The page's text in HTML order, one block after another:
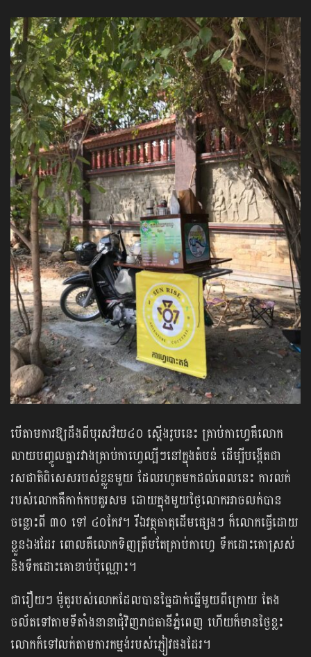
បើតាមការឱ្យដឹងពីបុរសវ័យ៤០ ស្ដើងរូបនេះ គ្រាប់កាហ្វេគឺលោក
លាយបញ្ចូលគ្នារវាងគ្រាប់កាហ្វេល្បីៗនៅក្នុងតំបន់ ដើម្បីបង្កើតជា
រសជាតិពិសេសរបស់ខ្លួនមួយ ដែលរហូតមកដល់ពេលនេះ ការលក់
របស់លោកគឺកាក់កបគួរសម ដោយក្នុងមួយថ្ងៃលោកអាចលក់បាន
ចន្លោះពី ៣០ ទៅ ៤០កែវ។ រីឯវត្ថុធាតុដើមផ្សេងៗ ក៏លោកធ្វើដោយ
ខ្លួនឯងដែរ ពោលគឺលោកទិញត្រឹមតែគ្រាប់កាហ្វេ ទឹកដោះគោស្រស់
និងទឹកដោះគោខាប់ប៉ុណ្ណោះ។
ជារឿយៗ ម៉ូតូរបស់លោកដែលបានច្នៃដាក់ធ្នើមួយពីក្រោយ តែង
ចល័តទៅតាមទីតាំងនានាជុំវិញរាជធានីភ្នំពេញ ហើយក៏មានថ្ងៃខ្លះ
លោកក៏ទៅលក់តាមការកម្មង់របស់ភ្ញៀវផងដែរ។